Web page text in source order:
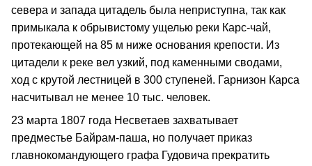
севера и запада цитадель была неприступна, так как
примыкала к обрывистому ущелью реки Карс-чай,
протекающей на 85 м ниже основания крепости. Из
цитадели к реке вел узкий, под каменными сводами,
ход с крутой лестницей в 300 ступеней. Гарнизон Карса
насчитывал не менее 10 тыс. человек.
23 марта 1807 года Несветаев захватывает
предместье Байрам-паша, но получает приказ
главнокомандующего графа Гудовича прекратить